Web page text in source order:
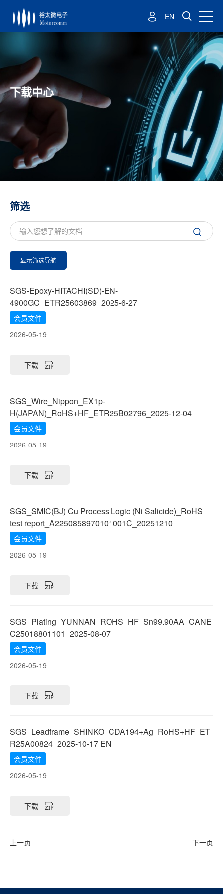
EN
下载中心
筛选
显示筛选导航
SGS-Epoxy-HITACHI(SD)-EN-
4900GC_ETR25603869_2025-6-27
会员文件
2026-05-19
下载
SGS_Wire_Nippon_EX1p-
H(JAPAN)_RoHS+HF_ETR25B02796_2025-12-04
会员文件
2026-05-19
下载
SGS_SMIC(BJ) Cu Process Logic (Ni Salicide)_RoHS
test report_A2250858970101001C_20251210
会员文件
2026-05-19
下载
SGS_Plating_YUNNAN_ROHS_HF_Sn99.90AA_CANE
C25018801101_2025-08-07
会员文件
2026-05-19
下载
SGS_Leadframe_SHINKO_CDA194+Ag_RoHS+HF_ET
R25A00824_2025-10-17 EN
会员文件
2026-05-19
下载
上一页 下一页